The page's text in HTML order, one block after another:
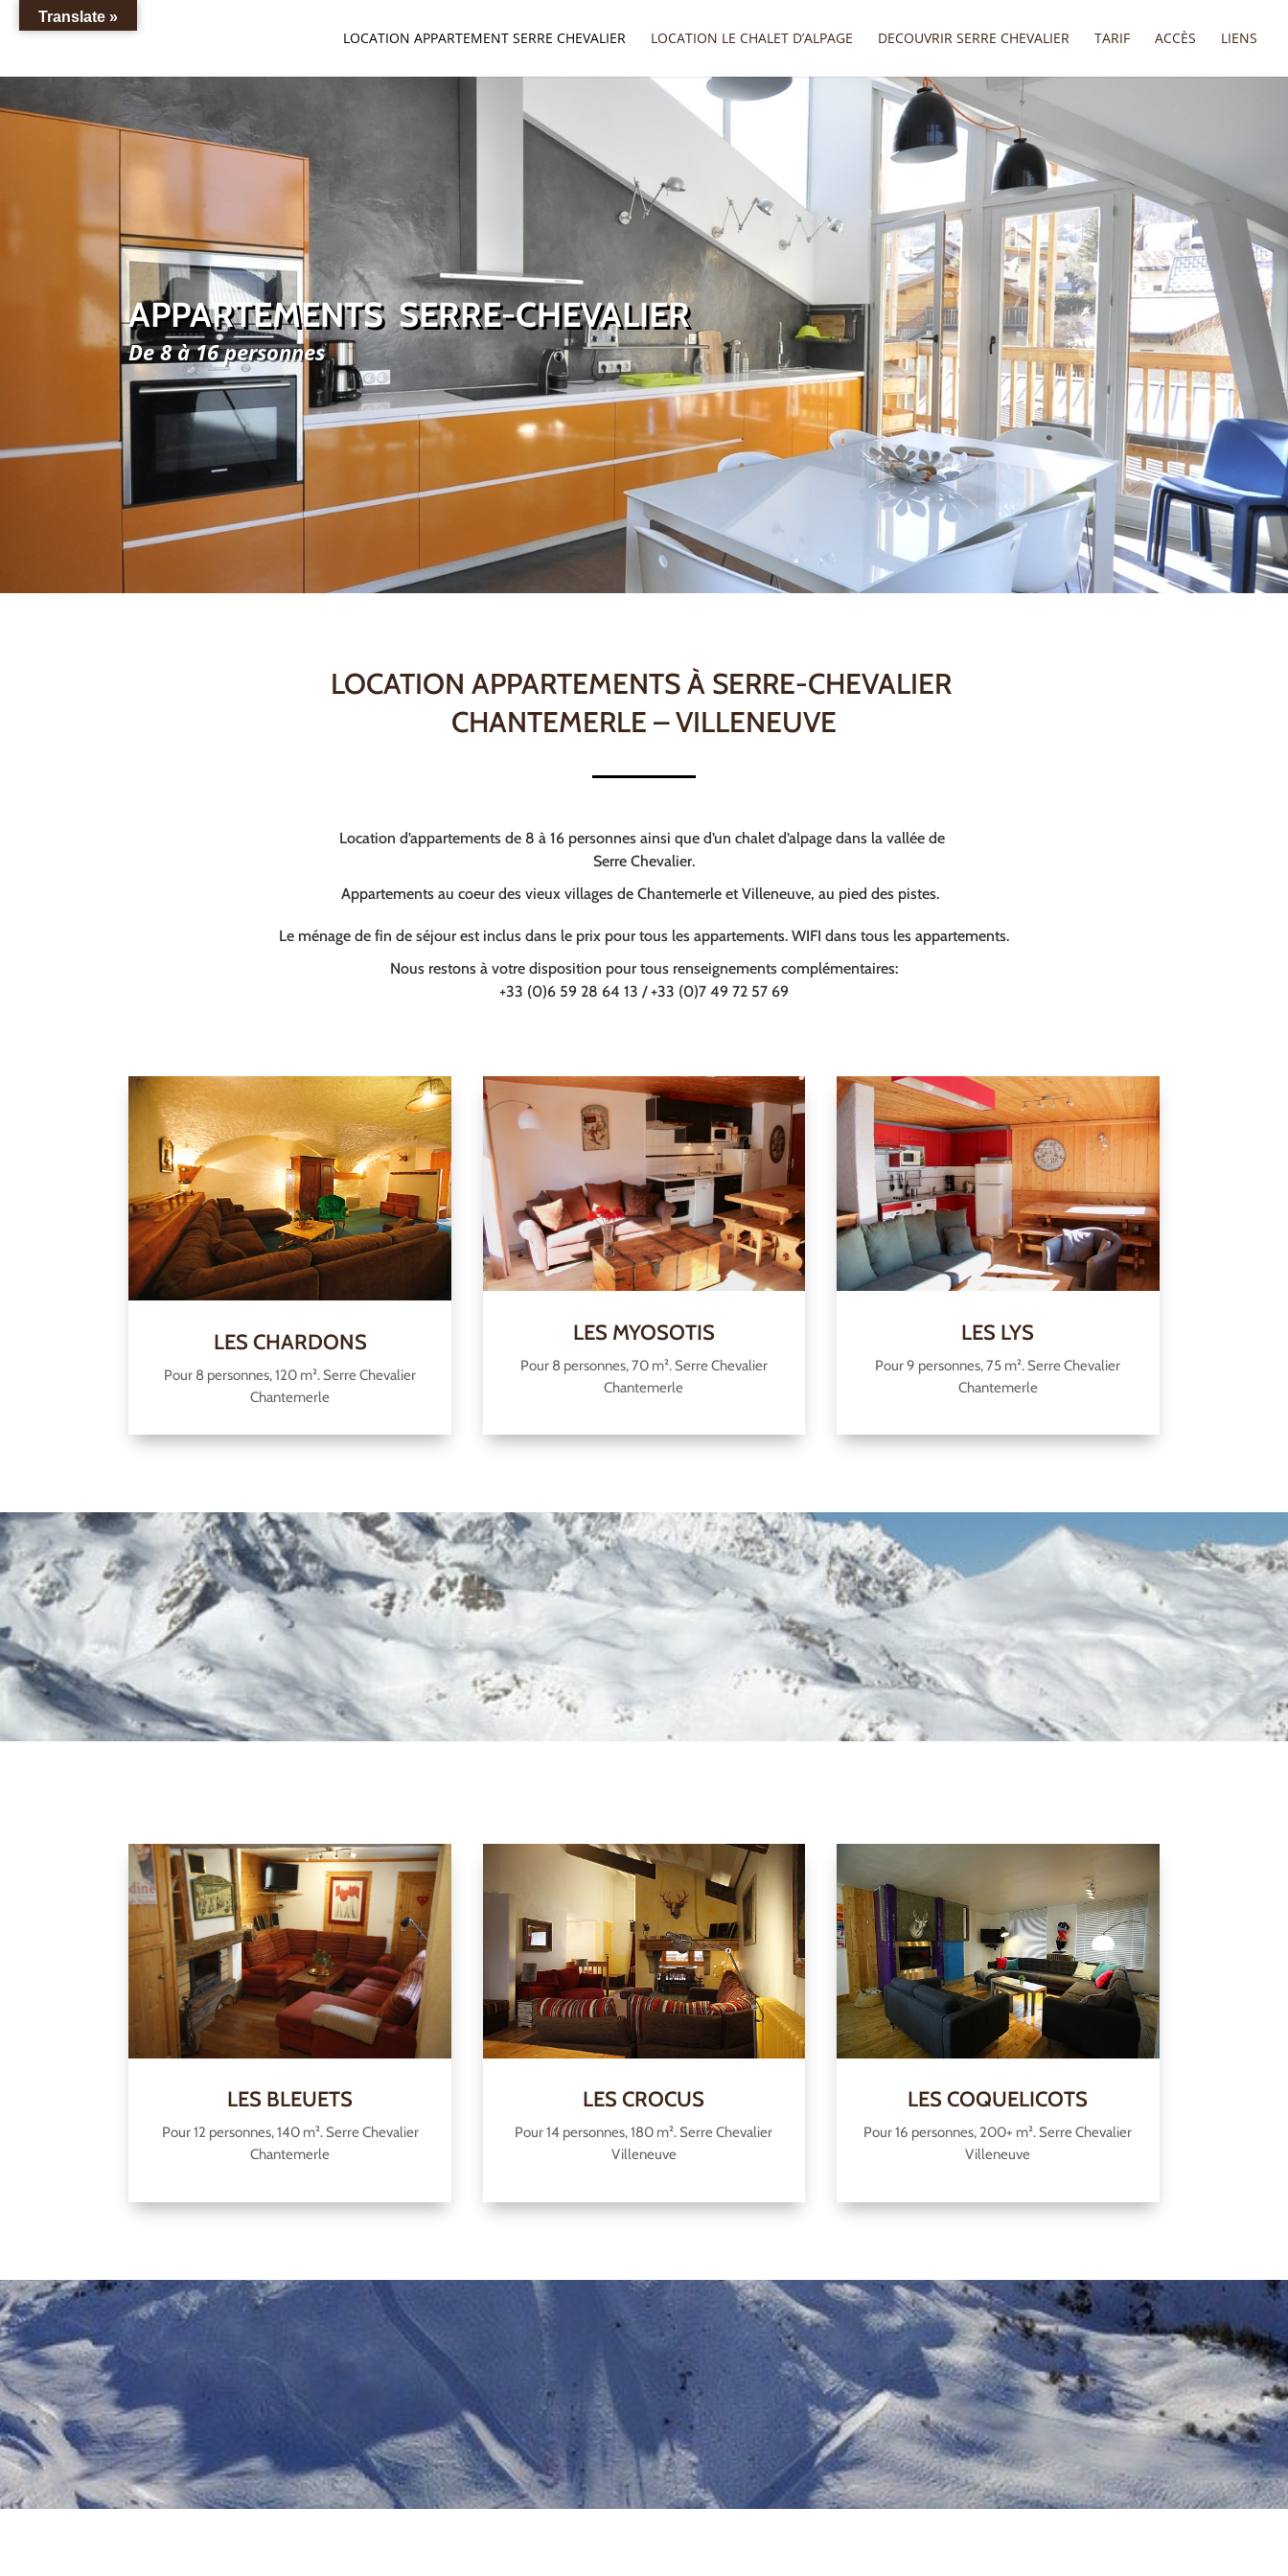
LOCATION APPARTEMENT SERRE CHEVALIER LOCATION LE CHALET D’ALPAGE DECOUVRIR SERRE CHEVALIER TARIF ACCÈS LIENS
APPARTEMENTS SERRE-CHEVALIER
De 8 à 16 personnes
LOCATION APPARTEMENTS À SERRE-CHEVALIER
CHANTEMERLE – VILLENEUVE
Location d’appartements de 8 à 16 personnes ainsi que d’un chalet d’alpage dans la vallée de
Serre Chevalier.
Appartements au coeur des vieux villages de Chantemerle et Villeneuve, au pied des pistes.
Le ménage de fin de séjour est inclus dans le prix pour tous les appartements. WIFI dans tous les appartements.
Nous restons à votre disposition pour tous renseignements complémentaires:
+33 (0)6 59 28 64 13 / +33 (0)7 49 72 57 69
LES CHARDONS
Pour 8 personnes, 120 m². Serre Chevalier
Chantemerle
LES MYOSOTIS
Pour 8 personnes, 70 m². Serre Chevalier
Chantemerle
LES LYS
Pour 9 personnes, 75 m². Serre Chevalier
Chantemerle
LES BLEUETS
Pour 12 personnes, 140 m². Serre Chevalier
Chantemerle
LES CROCUS
Pour 14 personnes, 180 m². Serre Chevalier
Villeneuve
LES COQUELICOTS
Pour 16 personnes, 200+ m². Serre Chevalier
Villeneuve
Translate »